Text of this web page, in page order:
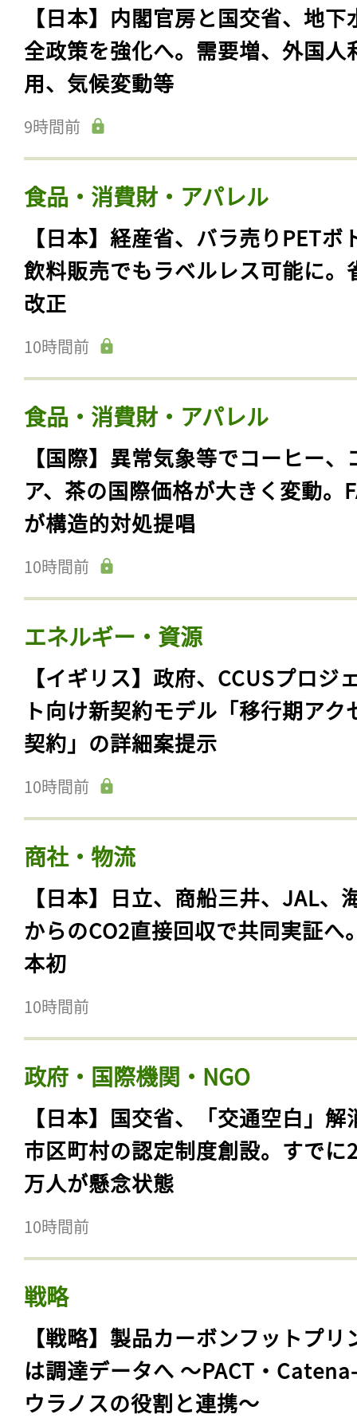
【日本】内閣官房と国交省、地下
全政策を強化へ。需要増、外国人
用、気候変動等
9時間前
食品・消費財・アパレル
【日本】経産省、バラ売りPETボ
飲料販売でもラベルレス可能に。
改正
10時間前
食品・消費財・アパレル
【国際】異常気象等でコーヒー、
ア、茶の国際価格が大きく変動。
が構造的対処提唱
10時間前
エネルギー・資源
【イギリス】政府、CCUSプロジ
ト向け新契約モデル「移行期アク
契約」の詳細案提示
10時間前
商社・物流
【日本】日立、商船三井、JAL、
からのCO2直接回収で共同実証へ
本初
10時間前
政府・国際機関・NGO
【日本】国交省、「交通空白」解
市区町村の認定制度創設。すでに
万人が懸念状態
10時間前
戦略
【戦略】製品カーボンフットプリ
は調達データへ 〜PACT・
ウラノスの役割と連携〜